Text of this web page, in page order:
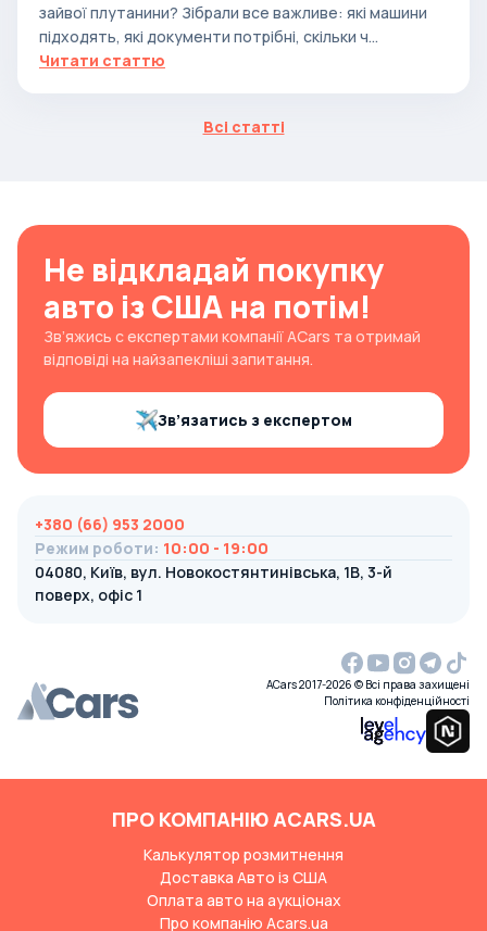
зайвої плутанини? Зібрали все важливе: які машини
підходять, які документи потрібні, скільки ч...
Читати статтю
Всі статті
Не відкладай покупку
авто із США на потім!
Зв’яжись с експертами компанії ACars та отримай
відповіді на найзапекліші запитання.
Зв’язатись з експертом
+380 (66) 953 2000
Режим роботи: 10:00 - 19:00
04080, Київ, вул. Новокостянтинівська, 1В, 3-й
поверх, офіс 1
ACars 2017-2026 © Всі права захищені
Політика конфіденційності
ПРО КОМПАНІЮ ACARS.UA
Калькулятор розмитнення
Доставка Авто із США
Оплата авто на аукціонах
Про компанію Acars.ua